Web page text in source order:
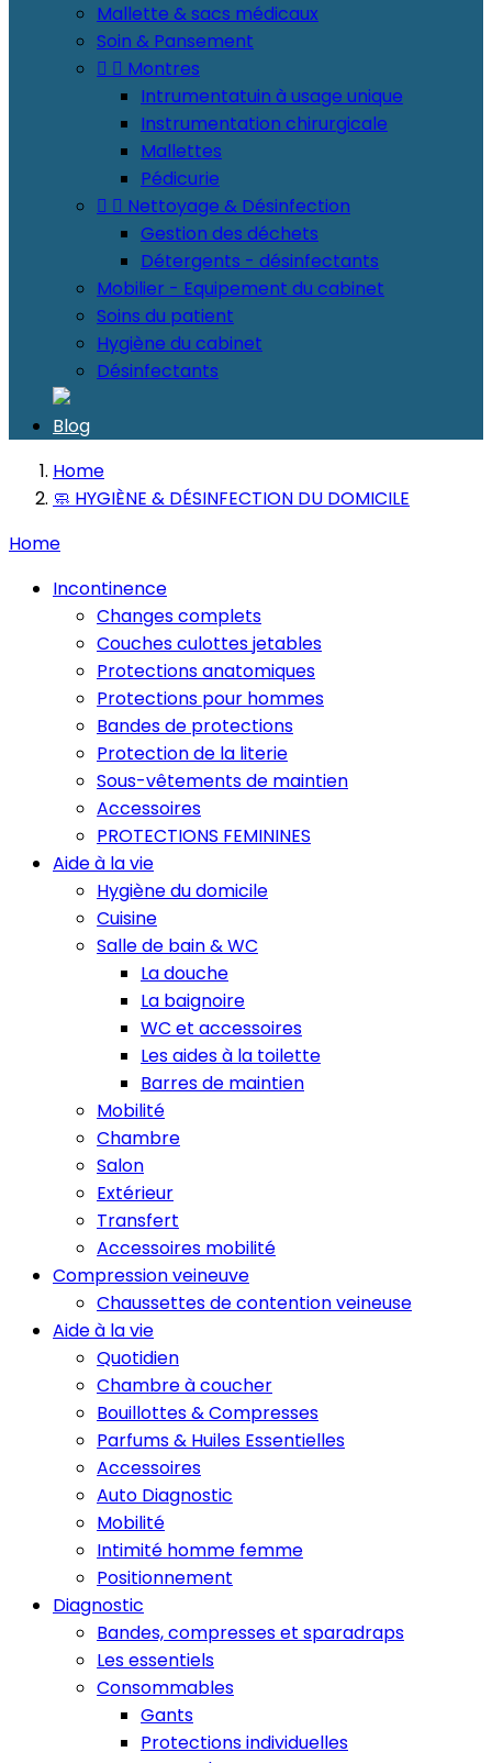
Mallette & sacs médicaux
Soin & Pansement
  Montres
Intrumentatuin à usage unique
Instrumentation chirurgicale
Mallettes
Pédicurie
  Nettoyage & Désinfection
Gestion des déchets
Détergents - désinfectants
Mobilier - Equipement du cabinet
Soins du patient
Hygiène du cabinet
Désinfectants
Blog
Home
🧼 HYGIÈNE & DÉSINFECTION DU DOMICILE
Home
Incontinence
Changes complets
Couches culottes jetables
Protections anatomiques
Protections pour hommes
Bandes de protections
Protection de la literie
Sous-vêtements de maintien
Accessoires
PROTECTIONS FEMININES
Aide à la vie
Hygiène du domicile
Cuisine
Salle de bain & WC
La douche
La baignoire
WC et accessoires
Les aides à la toilette
Barres de maintien
Mobilité
Chambre
Salon
Extérieur
Transfert
Accessoires mobilité
Compression veineuve
Chaussettes de contention veineuse
Aide à la vie
Quotidien
Chambre à coucher
Bouillottes & Compresses
Parfums & Huiles Essentielles
Accessoires
Auto Diagnostic
Mobilité
Intimité homme femme
Positionnement
Diagnostic
Bandes, compresses et sparadraps
Les essentiels
Consommables
Gants
Protections individuelles